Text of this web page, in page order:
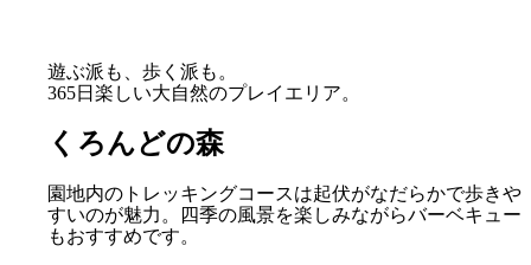
遊ぶ派も、歩く派も。
365日楽しい大自然のプレイエリア。
くろんどの森
園地内のトレッキングコースは起伏がなだらかで歩きや
すいのが魅力。四季の風景を楽しみながらバーベキュー
もおすすめです。